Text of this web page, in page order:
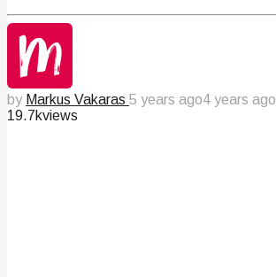
by Markus Vakaras 5 years ago4 years ago
19.7kviews